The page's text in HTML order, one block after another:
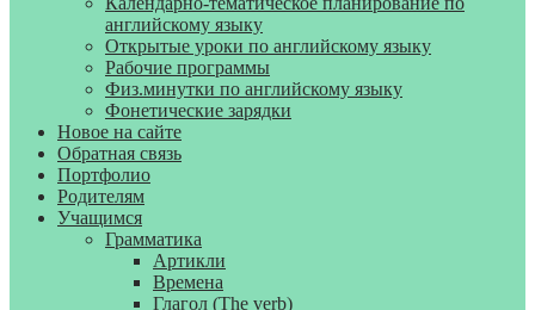
английскому языку
Открытые уроки по английскому языку
Рабочие программы
Физ.минутки по английскому языку
Фонетические зарядки
Новое на сайте
Обратная связь
Портфолио
Родителям
Учащимся
Грамматика
Артикли
Времена
Глагол (The verb)